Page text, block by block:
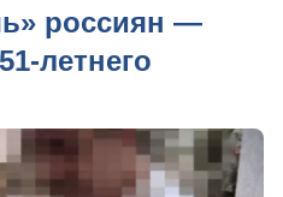
россиян —
летнего